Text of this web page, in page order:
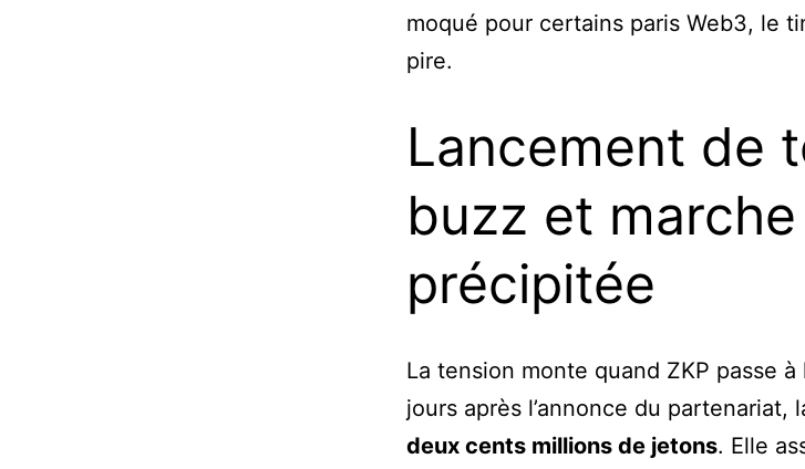
moqué pour certains paris Web3, le
pire.
Lancement de
buzz et
précipitée
La tension monte quand ZKP passe
jours après l’annonce du partenariat,
deux cents millions de jetons. Elle